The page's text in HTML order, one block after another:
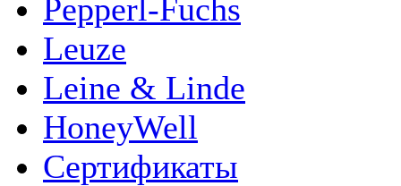
Pepperl-Fuchs
Leuze
Leine & Linde
HoneyWell
Сертификаты